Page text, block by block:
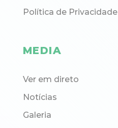
Política de Privacidade
MEDIA
Ver em direto
Notícias
Galeria